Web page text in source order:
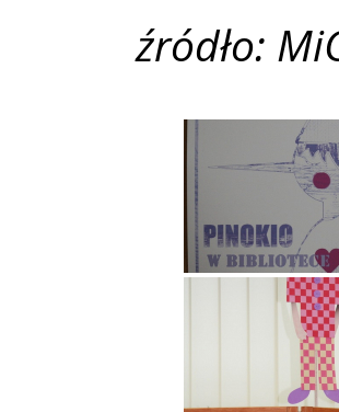
źródło: